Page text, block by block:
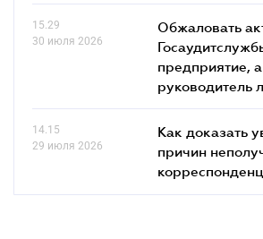
15.29
30 июля 2026
Обжаловать
предприятие,
руководитель
14.15
29 июля 2026
Как доказать
причин